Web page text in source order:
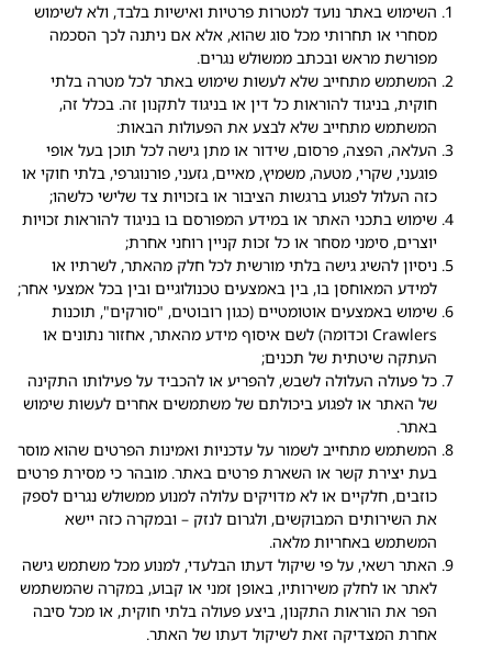
השימוש באתר נועד למטרות פרטיות ואישיות בלבד, ולא לשימוש
מסחרי או תחרותי מכל סוג שהוא, אלא אם ניתנה לכך הסכמה
מפורשת מראש ובכתב ממשולש נגרים.
המשתמש מתחייב שלא לעשות שימוש באתר לכל מטרה בלתי
חוקית, בניגוד להוראות כל דין או בניגוד לתקנון זה. בכלל זה,
המשתמש מתחייב שלא לבצע את הפעולות הבאות:
העלאה, הפצה, פרסום, שידור או מתן גישה לכל תוכן בעל אופי
פוגעני, שקרי, מטעה, משמיץ, מאיים, גזעני, פורנוגרפי, בלתי חוקי או
כזה העלול לפגוע ברגשות הציבור או בזכויות צד שלישי כלשהו;
שימוש בתכני האתר או במידע המפורסם בו בניגוד להוראות זכויות
יוצרים, סימני מסחר או כל זכות קניין רוחני אחרת;
ניסיון להשיג גישה בלתי מורשית לכל חלק מהאתר, לשרתיו או
למידע המאוחסן בו, בין באמצעים טכנולוגיים ובין בכל אמצעי אחר;
שימוש באמצעים אוטומטיים (כגון רובוטים, "סורקים", תוכנות
Crawlers וכדומה) לשם איסוף מידע מהאתר, אחזור נתונים או
העתקה שיטתית של תכנים;
כל פעולה העלולה לשבש, להפריע או להכביד על פעילותו התקינה
של האתר או לפגוע ביכולתם של משתמשים אחרים לעשות שימוש
באתר.
המשתמש מתחייב לשמור על עדכניות ואמינות הפרטים שהוא מוסר
בעת יצירת קשר או השארת פרטים באתר. מובהר כי מסירת פרטים
כוזבים, חלקיים או לא מדויקים עלולה למנוע ממשולש נגרים לספק
את השירותים המבוקשים, ולגרום לנזק – ובמקרה כזה יישא
המשתמש באחריות מלאה.
האתר רשאי, על פי שיקול דעתו הבלעדי, למנוע מכל משתמש גישה
לאתר או לחלק משירותיו, באופן זמני או קבוע, במקרה שהמשתמש
הפר את הוראות התקנון, ביצע פעולה בלתי חוקית, או מכל סיבה
אחרת המצדיקה זאת לשיקול דעתו של האתר.